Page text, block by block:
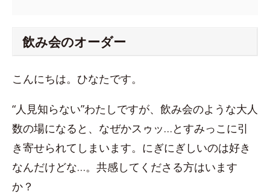
飲み会のオーダー
こんにちは。ひなたです。
“人見知らない”わたしですが、飲み会のような大人
数の場になると、なぜかスゥッ…とすみっこに引
き寄せられてしまいます。にぎにぎしいのは好き
なんだけどな…。共感してくださる方はいます
か？